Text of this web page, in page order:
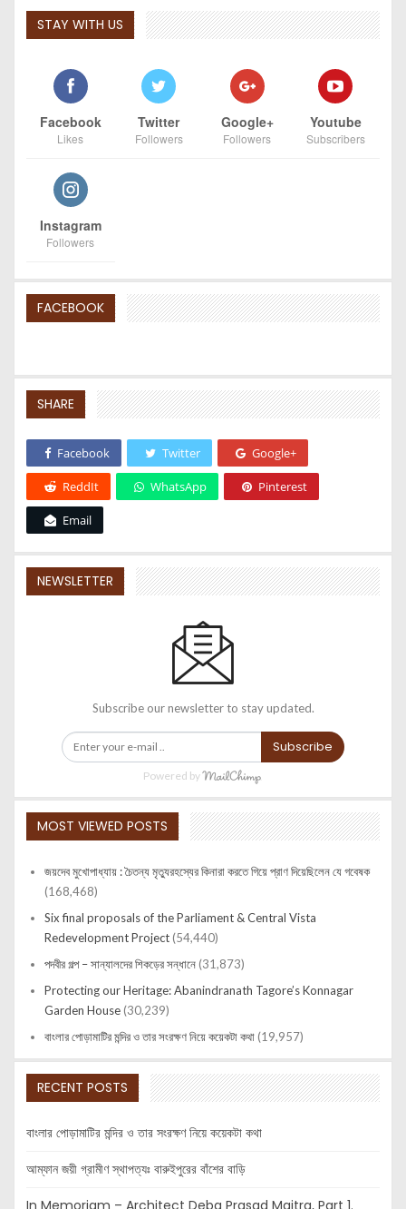
STAY WITH US
Facebook
Likes
Twitter
Followers
Google+
Followers
Youtube
Subscribers
Instagram
Followers
FACEBOOK
SHARE
Facebook Twitter Google+
ReddIt WhatsApp Pinterest
Email
NEWSLETTER
Subscribe our newsletter to stay updated.
Subscribe
Powered by
MOST VIEWED POSTS
জয়দেব মুখোপাধ্যায় : চৈতন্য মৃত্যুরহস্যের কিনারা করতে গিয়ে প্রাণ দিয়েছিলেন যে গবেষক
(168,468)
Six final proposals of the Parliament & Central Vista
Redevelopment Project (54,440)
পদবীর গল্প – সান্যালদের শিকড়ের সন্ধানে (31,873)
Protecting our Heritage: Abanindranath Tagore’s Konnagar
Garden House (30,239)
বাংলার পোড়ামাটির মন্দির ও তার সংরক্ষণ নিয়ে কয়েকটা কথা (19,957)
RECENT POSTS
বাংলার পোড়ামাটির মন্দির ও তার সংরক্ষণ নিয়ে কয়েকটা কথা
আম্ফান জয়ী গ্রামীণ স্থাপত্যঃ বারুইপুরের বাঁশের বাড়ি
In Memoriam – Architect Deba Prasad Maitra, Part 1.